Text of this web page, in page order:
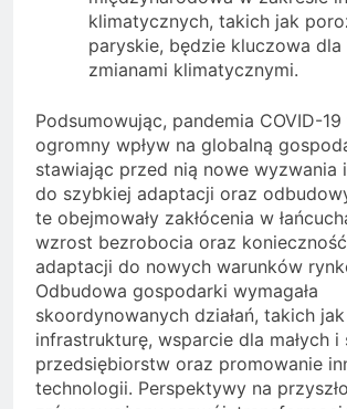
klimatycznych, takich jak
paryskie, będzie kluczowa
zmianami klimatycznymi.
Podsumowując, pandemia COVID-19
ogromny wpływ na globalną
stawiając przed nią nowe wyzwania
do szybkiej adaptacji oraz
te obejmowały zakłócenia w
wzrost bezrobocia oraz
adaptacji do nowych warunków
Odbudowa gospodarki wymagała
skoordynowanych działań, takich
infrastrukturę, wsparcie dla małych i
przedsiębiorstw oraz promowanie
technologii. Perspektywy na